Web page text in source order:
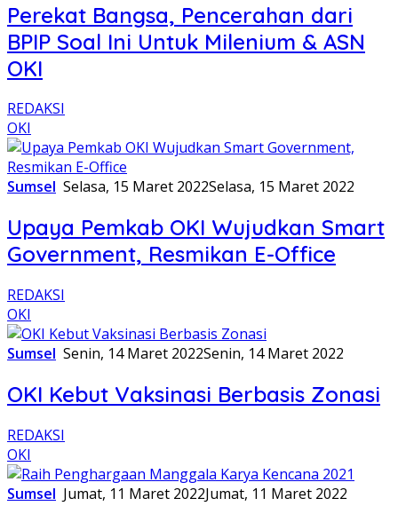
Perekat Bangsa, Pencerahan dari
BPIP Soal Ini Untuk Milenium & ASN
OKI
REDAKSI
OKI
Sumsel Selasa, 15 Maret 2022Selasa, 15 Maret 2022
Upaya Pemkab OKI Wujudkan Smart
Government, Resmikan E-Office
REDAKSI
OKI
Sumsel Senin, 14 Maret 2022Senin, 14 Maret 2022
OKI Kebut Vaksinasi Berbasis Zonasi
REDAKSI
OKI
Sumsel Jumat, 11 Maret 2022Jumat, 11 Maret 2022